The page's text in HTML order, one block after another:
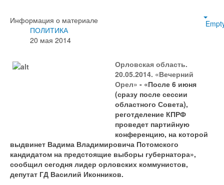
Информация о материале
ПОЛИТИКА
20 мая 2014
Орловская область.
20.05.2014. «Вечерний
Орел» - «После 6 июня
(сразу после сессии
областного Совета),
реготделение КПРФ
проведет партийную
конференцию, на которой
выдвинет Вадима Владимировича Потомского
кандидатом на предстоящие выборы губернатора»,
сообщил сегодня лидер орловских коммунистов,
депутат ГД Василий Иконников.